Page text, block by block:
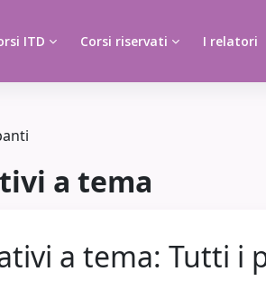
ITD Corsi riservati I relatori
a tema
a tema: Tutti i